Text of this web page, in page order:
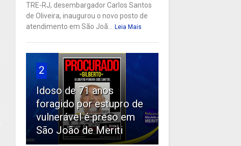
TRE-RJ, desembargador Carlos Santos
de Oliveira, inaugurou o novo posto de
atendimento em São Joã...
Leia Mais
2
Idoso de 71 anos
foragido por estupro de
vulnerável é preso em
São João de Meriti